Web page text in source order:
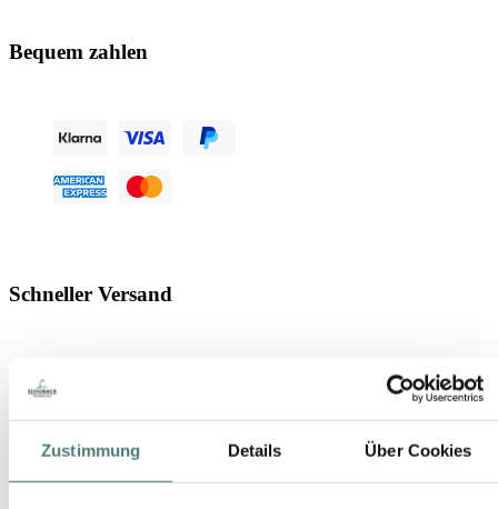
Zustimmung Details Über Cookies
Bequem zahlen
Schneller Versand
Geprüfter Shop